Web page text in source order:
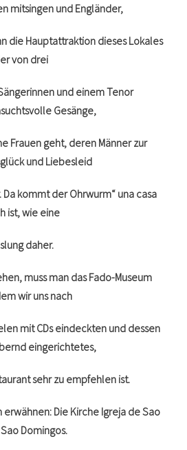
mitsingen und Engländer,
die Hauptattraktion dieses Lokales
von drei
und einem Tenor
Gesänge,
Frauen geht, deren Männer zur
und Liebesleid
kommt der Ohrwurm“ una casa
ist, wie eine
daher.
muss man das Fado-Museum
wir uns nach
mit CDs eindeckten und dessen
eingerichtetes,
sehr zu empfehlen ist.
Die Kirche Igreja de Sao
Domingos.